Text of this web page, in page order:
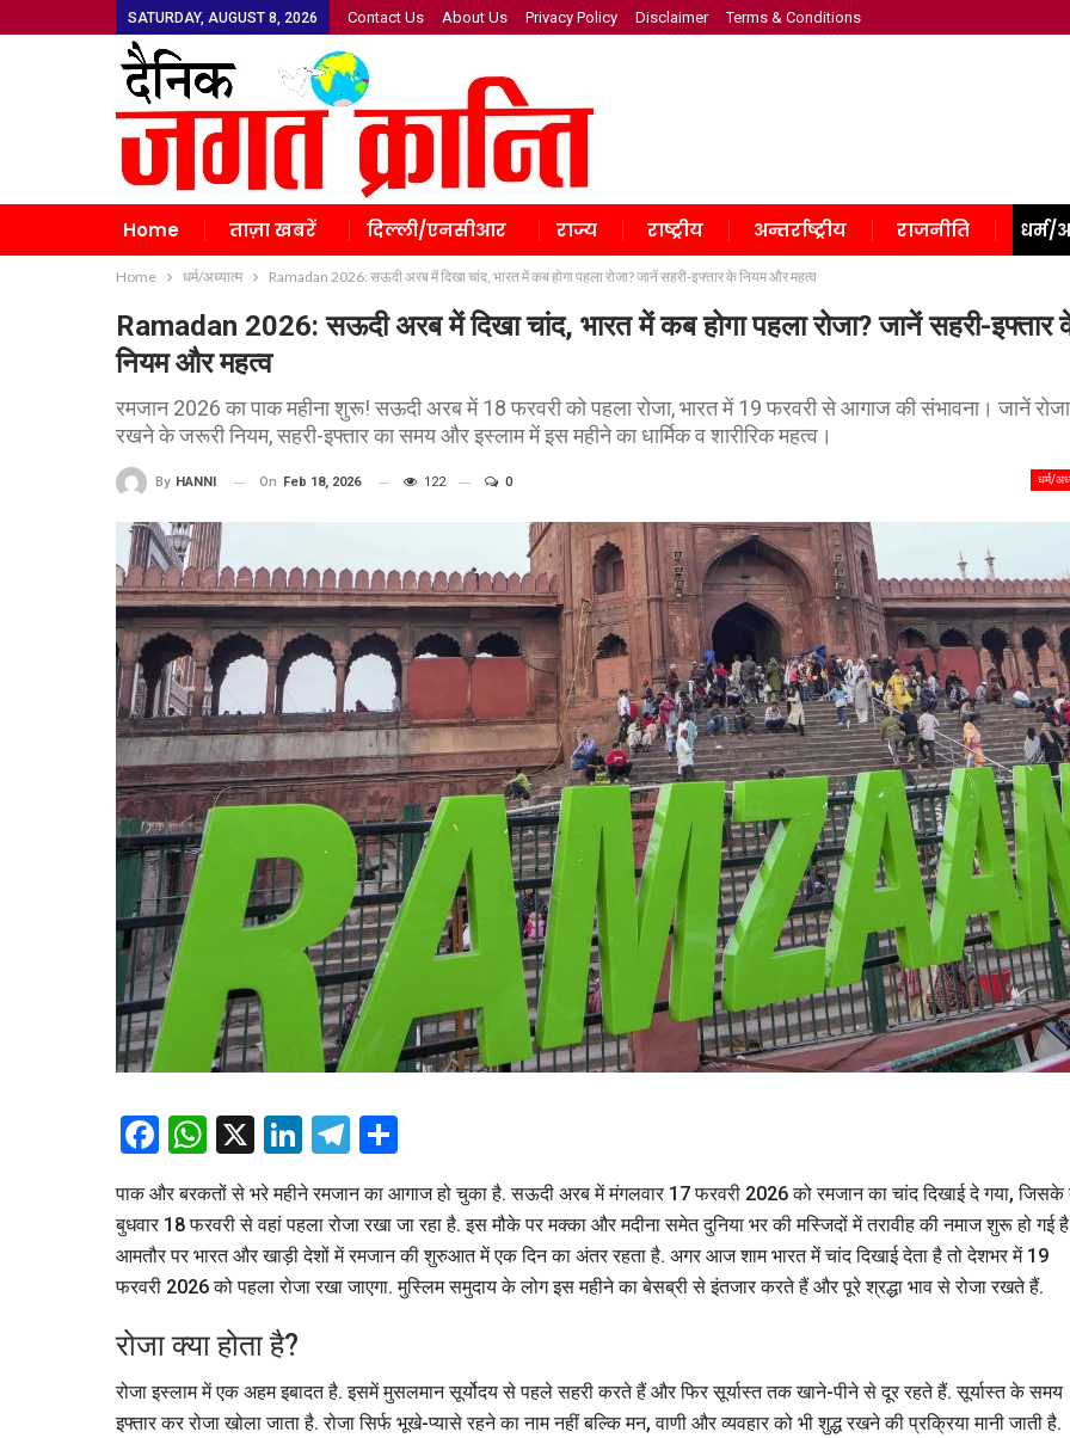
SATURDAY, AUGUST 8, 2026 Contact Us About Us Privacy Policy Disclaimer Terms & Conditions
Home ताज़ा खबरें दिल्ली/एनसीआर राज्य राष्ट्रीय अन्तर्राष्ट्रीय राजनीति धर्म/
Home धर्म/अध्यात्म Ramadan 2026: सऊदी अरब में दिखा चांद, भारत में कब होगा पहला रोजा? जानें सहरी-इफ्तार के नियम और महत्व
Ramadan 2026: सऊदी अरब में दिखा चांद, भारत में कब होगा पहला रोजा? जानें सहरी-इफ्तार
नियम और महत्व
रमजान 2026 का पाक महीना शुरू! सऊदी अरब में 18 फरवरी को पहला रोजा, भारत में 19 फरवरी से आगाज की संभावना। जानें रोजा
रखने के जरूरी नियम, सहरी-इफ्तार का समय और इस्लाम में इस महीने का धार्मिक व शारीरिक महत्व।
धर्म/
By HANNI On Feb 18, 2026 122 0
Facebook
WhatsApp
X LinkedIn
Telegram
पाक और बरकतों से भरे महीने रमजान का आगाज हो चुका है. सऊदी अरब में मंगलवार 17 फरवरी 2026 को रमजान का चांद दिखाई दे गया, जिसके
बुधवार 18 फरवरी से वहां पहला रोजा रखा जा रहा है. इस मौके पर मक्का और मदीना समेत दुनिया भर की मस्जिदों में तरावीह की नमाज शुरू हो गई
आमतौर पर भारत और खाड़ी देशों में रमजान की शुरुआत में एक दिन का अंतर रहता है. अगर आज शाम भारत में चांद दिखाई देता है तो देशभर में 19
फरवरी 2026 को पहला रोजा रखा जाएगा. मुस्लिम समुदाय के लोग इस महीने का बेसब्री से इंतजार करते हैं और पूरे श्रद्धा भाव से रोजा रखते हैं.
रोजा क्या होता है?
रोजा इस्लाम में एक अहम इबादत है. इसमें मुसलमान सूर्योदय से पहले सहरी करते हैं और फिर सूर्यास्त तक खाने-पीने से दूर रहते हैं. सूर्यास्त के समय
इफ्तार कर रोजा खोला जाता है. रोजा सिर्फ भूखे-प्यासे रहने का नाम नहीं बल्कि मन, वाणी और व्यवहार को भी शुद्ध रखने की प्रक्रिया मानी जाती है.